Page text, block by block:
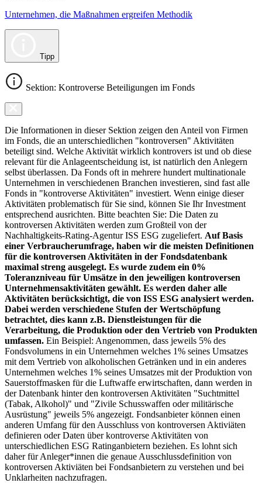
Unternehmen, die Maßnahmen ergreifen Methodik
Tipp
Sektion: Kontroverse Beteiligungen im Fonds
Die Informationen in dieser Sektion zeigen den Anteil von Firmen
im Fonds, die an unterschiedlichen "kontroversen" Aktivitäten
beteiligt sind. Welche Aktivität wirklich kontrovers ist und ob diese
relevant für die Anlageentscheidung ist, ist natürlich den Anlegern
selbst überlassen. Da Fonds oft in mehrere hundert multinationale
Unternehmen in verschiedenen Branchen investieren, sind fast alle
Fonds in "kontroverse Aktivitäten" investiert. Wenn einige dieser
Aktivitäten problematisch für Sie sind, können Sie Ihr Investment
entsprechend ausrichten. Bitte beachten Sie: Die Daten zu
kontroversen Aktivitäten werden zum Großteil von der
Nachhaltigkeits-Rating-Agentur ISS ESG zugeliefert. Auf Basis
einer Verbraucherumfrage, haben wir die meisten Definitionen
für die kontroversen Aktivitäten in der Fondsdatenbank
maximal streng ausgelegt. Es wurde zudem ein 0%
Toleranzniveau für Umsätze in den jeweiligen kontroversen
Unternehmensaktivitäten gewählt. Es werden daher alle
Aktivitäten berücksichtigt, die von ISS ESG analysiert werden.
Dabei werden verschiedene Stufen der Wertschöpfung
betrachtet, dies kann z.B. Dienstleistungen für die
Verarbeitung, die Produktion oder den Vertrieb von Produkten
umfassen. Ein Beispiel: Angenommen, dass jeweils 5% des
Fondsvolumens in ein Unternehmen welches 1% seines Umsatzes
mit dem Vertrieb von alkoholischen Getränken und in ein anderes
Unternehmen welches 1% seines Umsatzes mit der Produktion von
Sauerstoffmasken für die Luftwaffe erwirtschaften, dann werden in
der Datenbank hinter den kontroversen Aktivitäten "Suchtmittel
(Tabak, Alkohol)" und "Zivile Schusswaffen oder militärische
Ausrüstung" jeweils 5% angezeigt. Fondsanbieter können einen
anderen Umfang für den Ausschluss von kontroversen Aktiviäten
definieren oder Daten über kontroverse Aktivitäten von
unterschiedlichen ESG Ratinganbietern beziehen. Es lohnt sich
daher für Anleger*innen die genaue Ausschlussdefinition von
kontroversen Aktiviäten bei Fondsanbietern zu verstehen und bei
Unklarheiten nachzufragen.